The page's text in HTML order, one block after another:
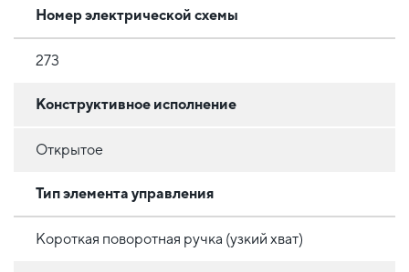
Номер электрической схемы
273
Конструктивное исполнение
Открытое
Тип элемента управления
Короткая поворотная ручка (узкий хват)